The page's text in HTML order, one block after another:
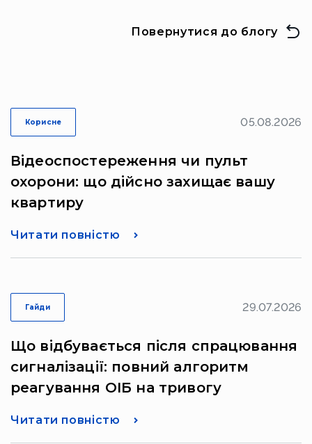
Повернутися до блогу
Корисне 05.08.2026
Відеоспостереження чи пульт
охорони: що дійсно захищає вашу
квартиру
Читати повністю
Гайди 29.07.2026
Що відбувається після спрацювання
сигналізації: повний алгоритм
реагування ОІБ на тривогу
Читати повністю